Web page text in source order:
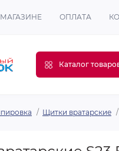
ОПЛАТА
Каталог
Щитки вратарские